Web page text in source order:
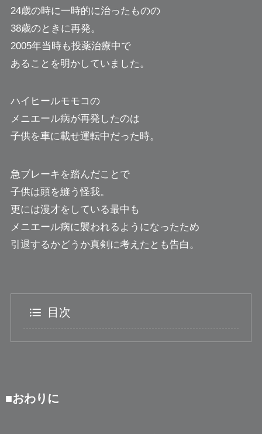
24歳の時に一時的に治ったものの
38歳のときに再発。
2005年当時も投薬治療中で
あることを明かしていました。
ハイヒールモモコの
メニエール病が再発したのは
子供を車に載せ運転中だった時。
急ブレーキを踏んだことで
子供は頭を縫う怪我。
更には漫才をしている最中も
メニエール病に襲われるようになったため
引退するかどうか真剣に考えたとも告白。
目次
■おわりに